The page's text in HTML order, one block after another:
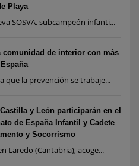
Playa
SOSVA, subcampeón infanti...
comunidad de interior con más
que la prevención se trabaje...
y León participarán en el
de España Infantil y Cadete
y Socorrismo
Laredo (Cantabria), acoge...